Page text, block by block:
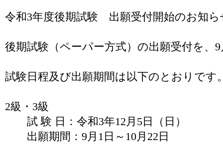
令和3年度後期試験 出願受付開始のお知ら
後期試験（ペーパー方式）の出願受付を、
試験日程及び出願期間は以下のとおりです
2級・3級
試 験 日：令和3年12月5日（日）
出願期間：9月1日～10月22日